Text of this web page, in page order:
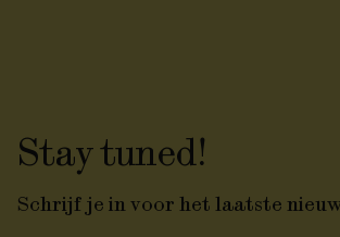
Stay tuned!
Schrijf je in voor het laatste